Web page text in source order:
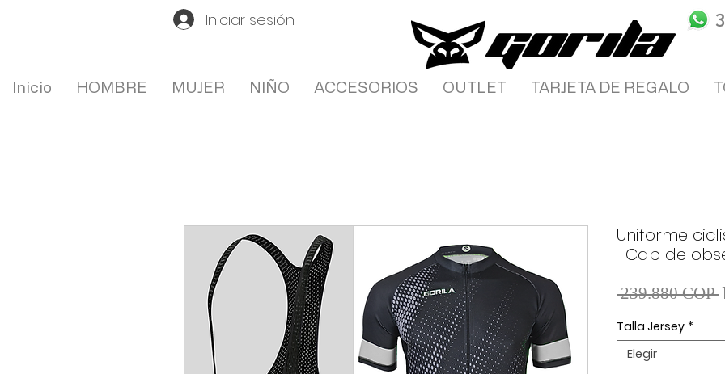
Iniciar sesión
Inicio HOMBRE MUJER NIÑO ACCESORIOS OUTLET TARJETA DE REGALO
Uniforme
+Cap de
239.880 COP
Talla Jersey *
Elegir